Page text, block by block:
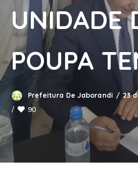
UNIDADE
POUPA
Prefeitura De Jaborandi 23
90